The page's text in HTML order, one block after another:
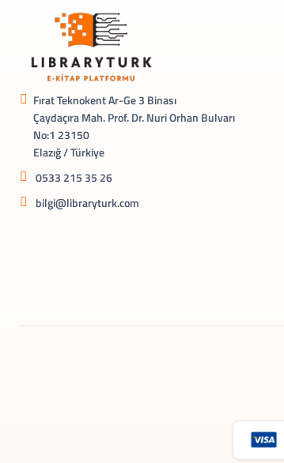
Fırat Teknokent Ar-Ge 3 Binası
Çaydaçıra Mah. Prof. Dr. Nuri Orhan Bulvarı
No:1 23150
Elazığ / Türkiye
0533 215 35 26
bilgi@libraryturk.com